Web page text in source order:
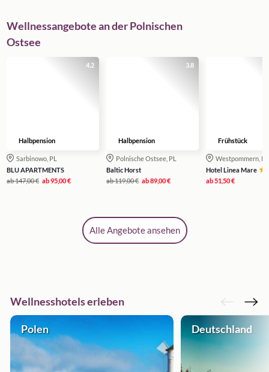
Wellnessangebote an der Polnischen
Ostsee
4.2
Halbpension
Sarbinowo, PL
BLU APARTMENTS
ab147,00 € ab95,00 €
3.8
Halbpension
Polnische Ostsee, PL
Baltic Horst
ab119,00 € ab89,00 €
Frühstück
Westpommern, PL
Hotel Linea Mare
ab51,50 €
Alle Angebote ansehen
Wellnesshotels erleben
Polen Deutschland